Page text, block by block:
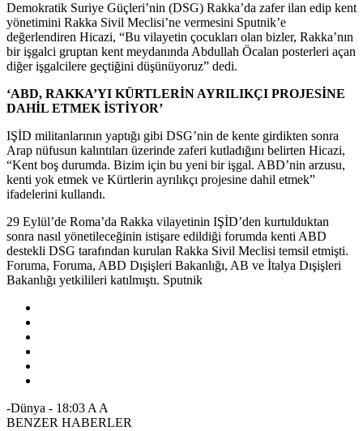
Demokratik Suriye Güçleri’nin (DSG) Rakka’da zafer ilan edip kent
yönetimini Rakka Sivil Meclisi’ne vermesini Sputnik’e
değerlendiren Hicazi, “Bu vilayetin çocukları olan bizler, Rakka’nın
bir işgalci gruptan kent meydanında Abdullah Öcalan posterleri açan
diğer işgalcilere geçtiğini düşünüyoruz” dedi.
‘ABD, RAKKA’YI KÜRTLERİN AYRILIKÇI PROJESİNE
DAHİL ETMEK İSTİYOR’
IŞİD militanlarının yaptığı gibi DSG’nin de kente girdikten sonra
Arap nüfusun kalıntıları üzerinde zaferi kutladığını belirten Hicazi,
“Kent boş durumda. Bizim için bu yeni bir işgal. ABD’nin arzusu,
kenti yok etmek ve Kürtlerin ayrılıkçı projesine dahil etmek”
ifadelerini kullandı.
29 Eylül’de Roma’da Rakka vilayetinin IŞİD’den kurtulduktan
sonra nasıl yönetileceğinin istişare edildiği forumda kenti ABD
destekli DSG tarafından kurulan Rakka Sivil Meclisi temsil etmişti.
Foruma, Foruma, ABD Dışişleri Bakanlığı, AB ve İtalya Dışişleri
Bakanlığı yetkilileri katılmıştı. Sputnik
-Dünya - 18:03 A A
BENZER HABERLER